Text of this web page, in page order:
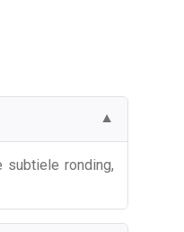
▼
ronding,